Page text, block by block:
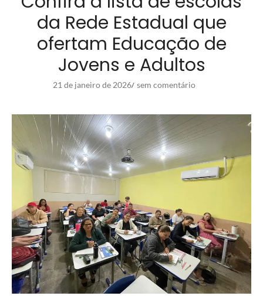
da Rede Estadual que
ofertam Educação de
Jovens e Adultos
21 de janeiro de 2026/ sem comentário